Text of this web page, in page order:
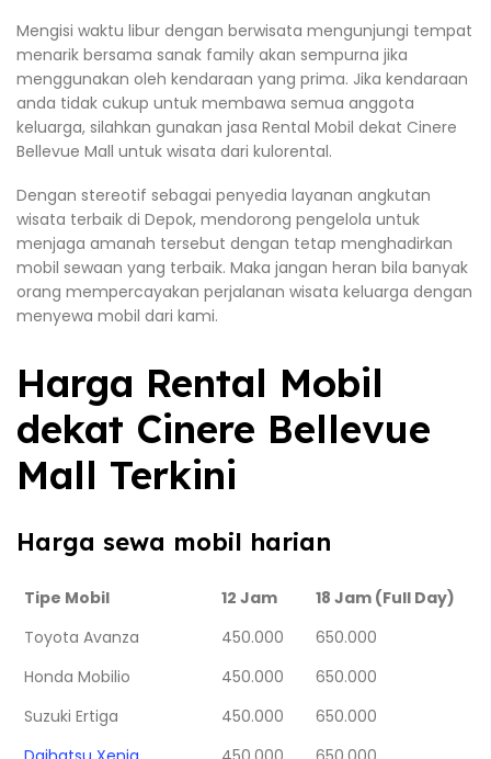
Mengisi waktu libur dengan berwisata mengunjungi tempat
menarik bersama sanak family akan sempurna jika
menggunakan oleh kendaraan yang prima. Jika kendaraan
anda tidak cukup untuk membawa semua anggota
keluarga, silahkan gunakan jasa Rental Mobil dekat Cinere
Bellevue Mall untuk wisata dari kulorental.
Dengan stereotif sebagai penyedia layanan angkutan
wisata terbaik di Depok, mendorong pengelola untuk
menjaga amanah tersebut dengan tetap menghadirkan
mobil sewaan yang terbaik. Maka jangan heran bila banyak
orang mempercayakan perjalanan wisata keluarga dengan
menyewa mobil dari kami.
Harga Rental Mobil
dekat Cinere Bellevue
Mall Terkini
Harga sewa mobil harian
Tipe Mobil 12 Jam
18 Jam (Full Day)
Toyota Avanza
450.000
650.000
Honda Mobilio
450.000
650.000
Suzuki Ertiga
450.000
650.000